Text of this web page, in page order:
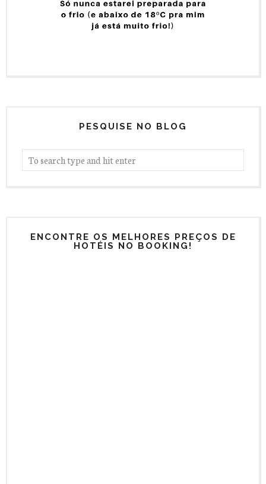
PESQUISE NO BLOG
ENCONTRE OS MELHORES PREÇOS DE
HOTÉIS NO BOOKING!